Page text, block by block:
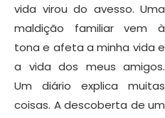
vida virou do avesso. Uma
maldição familiar vem à
tona e afeta a minha vida e
a vida dos meus amigos.
Um diário explica muitas
coisas. A descoberta de um